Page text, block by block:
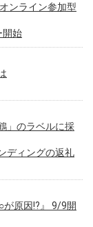
ンライン参加型
開始
」のラベルに採
ディングの返礼
が原因!?』 9/9開